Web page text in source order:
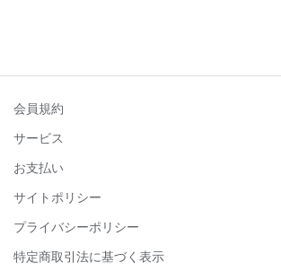
会員規約
サービス
お支払い
サイトポリシー
プライバシーポリシー
特定商取引法に基づく表示